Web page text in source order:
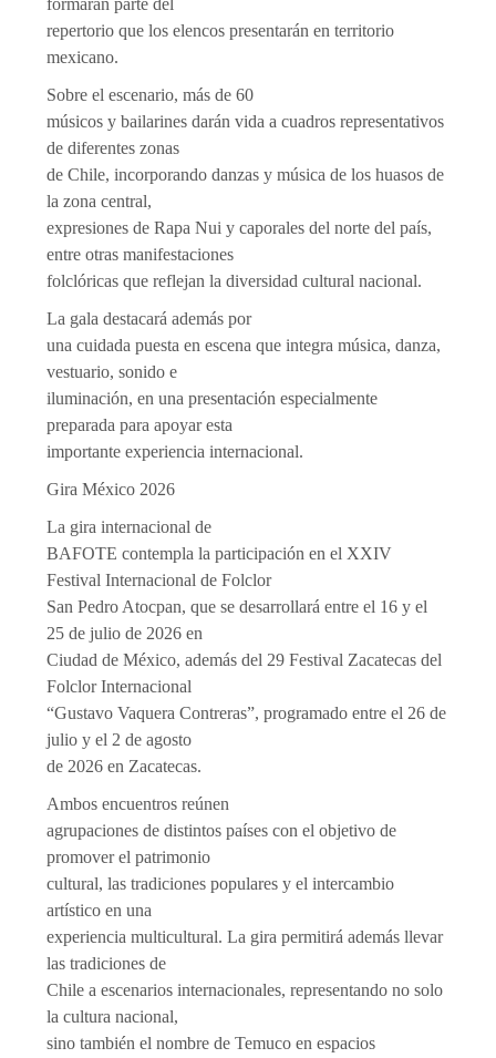
repertorio que los elencos presentarán en territorio
mexicano.
Sobre el escenario, más de 60
músicos y bailarines darán vida a cuadros representativos
de diferentes zonas
de Chile, incorporando danzas y música de los huasos de
la zona central,
expresiones de Rapa Nui y caporales del norte del país,
entre otras manifestaciones
folclóricas que reflejan la diversidad cultural nacional.
La gala destacará además por
una cuidada puesta en escena que integra música, danza,
vestuario, sonido e
iluminación, en una presentación especialmente
preparada para apoyar esta
importante experiencia internacional.
Gira México 2026
La gira internacional de
BAFOTE contempla la participación en el XXIV
Festival Internacional de Folclor
San Pedro Atocpan, que se desarrollará entre el 16 y el
25 de julio de 2026 en
Ciudad de México, además del 29 Festival Zacatecas del
Folclor Internacional
“Gustavo Vaquera Contreras”, programado entre el 26 de
julio y el 2 de agosto
de 2026 en Zacatecas.
Ambos encuentros reúnen
agrupaciones de distintos países con el objetivo de
promover el patrimonio
cultural, las tradiciones populares y el intercambio
artístico en una
experiencia multicultural. La gira permitirá además llevar
las tradiciones de
Chile a escenarios internacionales, representando no solo
la cultura nacional,
sino también el nombre de Temuco en espacios